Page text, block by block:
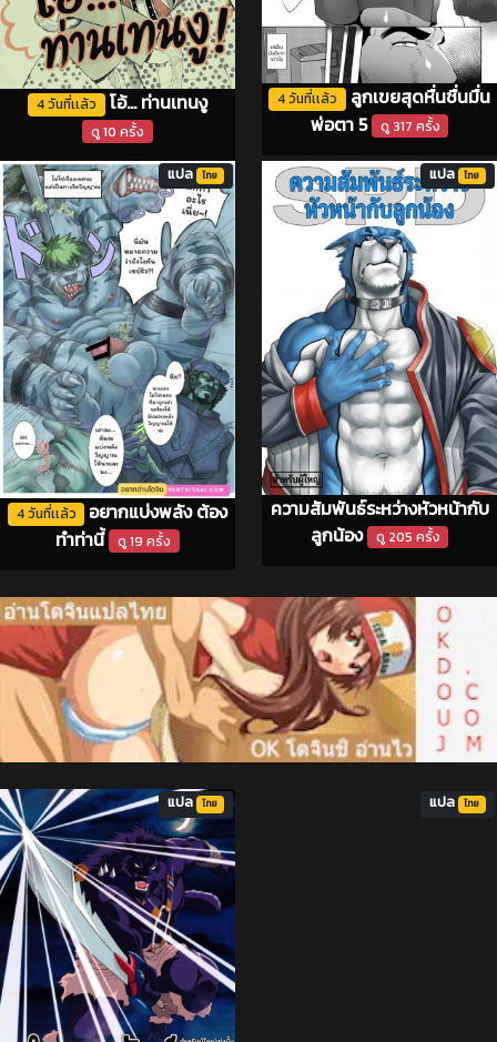
4 วันที่เเล้ว โอ้... ท่านเทนงู
ดู 10 ครั้ง
4 วันที่เเล้ว ลูกเขยสุดหื่นชื่นมื่น
พ่อตา 5
ดู 317 ครั้ง
4 วันที่เเล้ว
อยากแบ่งพลัง ต้อง
ทำท่านี้ ดู 19 ครั้ง
แปล ไทย
ความสัมพันธ์ระหว่างหัวหน้ากับ
ลูกน้อง
ดู 205 ครั้ง
แปล ไทย
แปล ไทย แปล ไทย